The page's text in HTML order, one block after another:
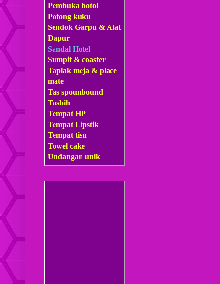
Pembuka botol
Potong kuku
Sendok Garpu & Alat
Dapur
Sandal Hotel
Sumpit & coaster
Taplak meja & place
mate
Tas spounbound
Tasbih
Tempat HP
Tempat Lipstik
Tempat tisu
Towel cake
Undangan unik